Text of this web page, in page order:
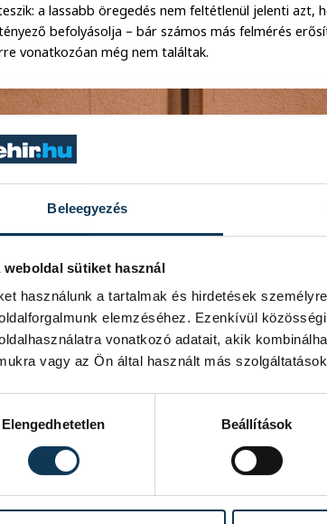
Beleegyezés
weboldal sütiket használ
használunk a tartalmak és hirdetések
elemzéséhez. Ezenkívül
vonatkozó adatait, akik
vagy az Ön által használt más
Elengedhetetlen
Beállítások
a lassabb öregedés nem feltétlenül jelenti azt,
befolyásolja – bár számos más felmérés
vonatkozóan még nem találtak.